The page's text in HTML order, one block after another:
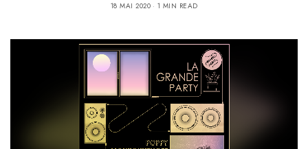
18 MAI 2020 1 MIN READ